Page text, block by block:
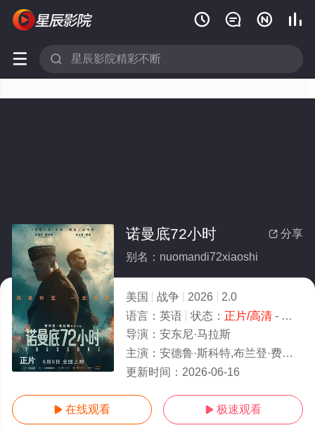
   
 
正片
 分享
诺曼底72小时
别名：nuomandi72xiaoshi
美国 战争 2026
2.0
语言： 英语 状态： 正片/高清- 免费在线观看
导演： 安东尼·马拉斯
主演： 安德鲁·斯科特,布兰登·费舍,凯瑞·康顿,克里斯·梅西纳
更新时间： 2026-06-16
 在线观看  极速观看